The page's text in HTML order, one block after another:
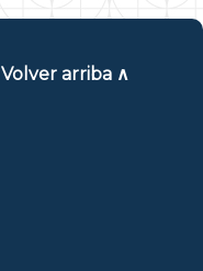
Volver arriba ∧